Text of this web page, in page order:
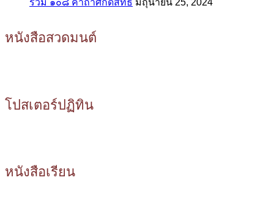
หนังสือสวดมนต์
โปสเตอร์ปฏิทิน
หนังสือเรียน